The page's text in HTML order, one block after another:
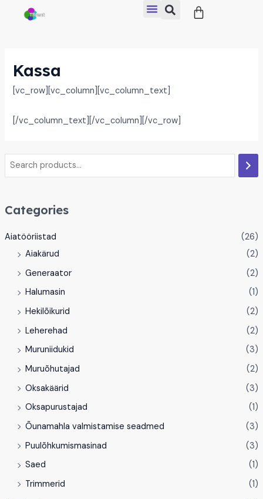
Cart
Categories
Aiatööriistad
(26)
Aiakärud
(2)
Generaator
(2)
Halumasin
(1)
Hekilõikurid
(2)
Leherehad
(2)
Muruniidukid
(3)
Muruõhutajad
(2)
Oksakäärid
(3)
Oksapurustajad
(1)
Õunamahla valmistamise seadmed
(3)
Puulõhkumismasinad
(3)
Saed
(1)
Trimmerid
(1)
Kassa
[vc_row][vc_column][vc_column_text]
[/vc_column_text][/vc_column][/vc_row]